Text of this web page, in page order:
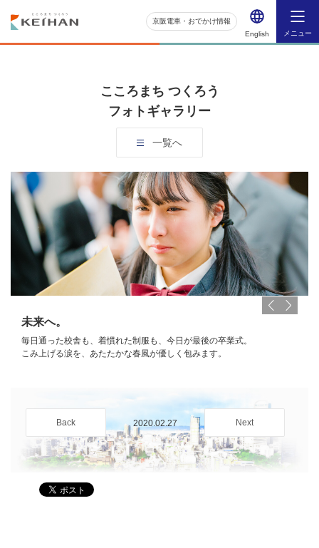
English メニュー
京阪電車・おでかけ情報
こころまち つくろう
フォトギャラリー
一覧へ
未来へ。
毎日通った校舎も、着慣れた制服も、今日が最後の卒業式。
こみ上げる涙を、あたたかな春風が優しく包みます。
Back 2020.02.27 Next